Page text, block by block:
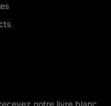
notre livre blanc